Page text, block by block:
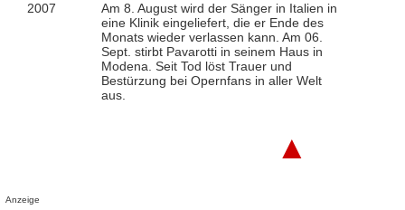
2007
Am 8. August wird der Sänger in Italien in
eine Klinik eingeliefert, die er Ende des
Monats wieder verlassen kann. Am 06.
Sept. stirbt Pavarotti in seinem Haus in
Modena. Seit Tod löst Trauer und
Bestürzung bei Opernfans in aller Welt
aus.
▲
Anzeige